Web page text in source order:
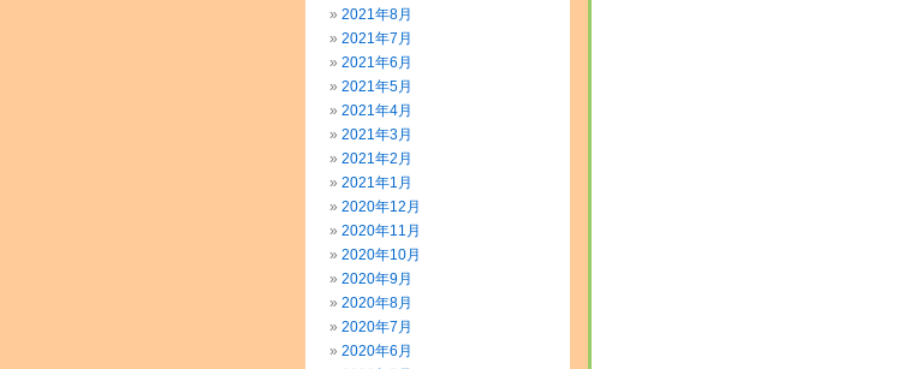
2021年8月
2021年7月
2021年6月
2021年5月
2021年4月
2021年3月
2021年2月
2021年1月
2020年12月
2020年11月
2020年10月
2020年9月
2020年8月
2020年7月
2020年6月